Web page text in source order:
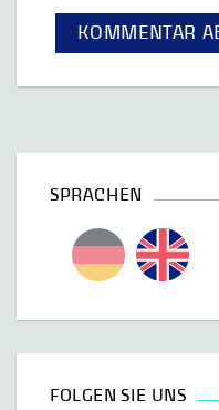
SPRACHEN
FOLGEN SIE UNS